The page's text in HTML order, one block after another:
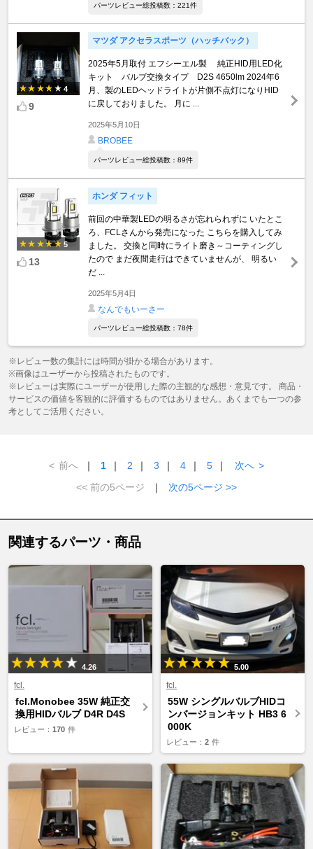
パーツレビュー総投稿数：221件
4
9
マツダ アクセラスポーツ（ハッチバック）
2025年5月取付 エフシーエル製 純正HID用LED化
キット バルブ交換タイプ D2S 4650lm 2024年6
月、製のLEDヘッドライトが片側不点灯になりHID
に戻しておりました。 月に ...
2025年5月10日
BROBEE
パーツレビュー総投稿数：89件
5
13
ホンダ フィット
前回の中華製LEDの明るさが忘れられずに いたとこ
ろ、FCLさんから発売になった こちらを購入してみ
ました。 交換と同時にライト磨き～コーティングし
たので まだ夜間走行はできていませんが、 明るい
だ ...
2025年5月4日
なんでもいーさー
パーツレビュー総投稿数：78件
※レビュー数の集計には時間が掛かる場合があります。
※画像はユーザーから投稿されたものです。
※レビューは実際にユーザーが使用した際の主観的な感想・意見です。 商品・
サービスの価値を客観的に評価するものではありません。あくまでも一つの参
考としてご活用ください。
< 前へ ｜ 1 ｜ 2 ｜ 3 ｜ 4 ｜ 5 ｜ 次へ >
<< 前の5ページ
｜ 次の5ページ >>
関連するパーツ・商品
4.26
fcl.
fcl.Monobee 35W 純正交
換用HIDバルブ D4R D4S
レビュー： 170 件
5.00
fcl.
55W シングルバルブHIDコ
ンバージョンキット HB3 6
000K
レビュー： 2 件